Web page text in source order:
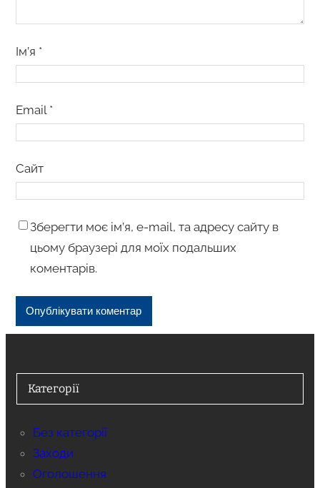
Ім’я *
Email *
Сайт
Зберегти моє ім’я, e-mail, та адресу сайту в
цьому браузері для моїх подальших
коментарів.
Категорії
Без категорії
Заходи
Оголошення